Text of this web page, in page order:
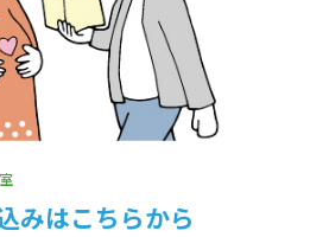
みはこちらから